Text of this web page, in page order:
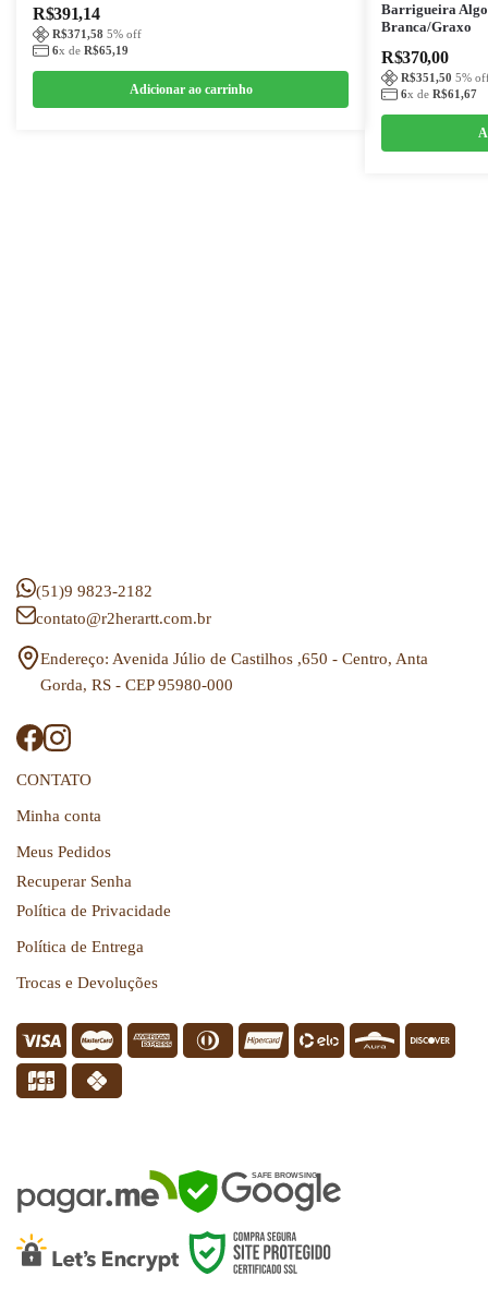
R$391,14
R$371,58 5% off
6x de R$65,19
Adicionar ao carrinho
Barrigueira
Branca/Graxo
R$370,00
R$351,50 5%
6x de R$61,67
(51)9 9823-2182
contato@r2herartt.com.br
Endereço: Avenida Júlio de Castilhos ,650 - Centro, Anta
Gorda, RS - CEP 95980-000
CONTATO
Minha conta
Meus Pedidos
Recuperar Senha
Política de Privacidade
Política de Entrega
Trocas e Devoluções
SAFE BROWSING